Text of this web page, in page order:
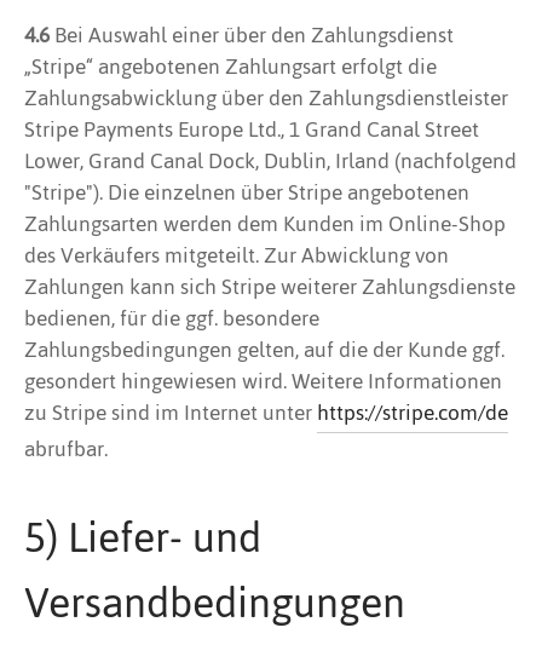
4.6Bei Auswahl einer über den Zahlungsdienst
„Stripe“ angebotenen Zahlungsart erfolgt die
Zahlungsabwicklung über den Zahlungsdienstleister
Stripe Payments Europe Ltd., 1 Grand Canal Street
Lower, Grand Canal Dock, Dublin, Irland (nachfolgend
"Stripe"). Die einzelnen über Stripe angebotenen
Zahlungsarten werden dem Kunden im Online-Shop
des Verkäufers mitgeteilt. Zur Abwicklung von
Zahlungen kann sich Stripe weiterer Zahlungsdienste
bedienen, für die ggf. besondere
Zahlungsbedingungen gelten, auf die der Kunde ggf.
gesondert hingewiesen wird. Weitere Informationen
zu Stripe sind im Internet unterhttps://stripe.com/de
abrufbar.
5) Liefer- und
Versandbedingungen